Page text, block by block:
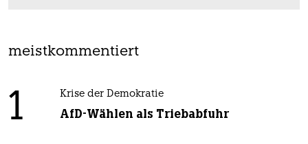
meistkommentiert
1 Krise der Demokratie
AfD-Wählen als Triebabfuhr